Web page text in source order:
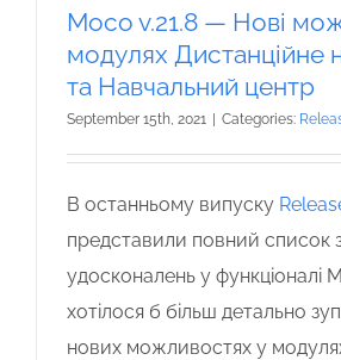
Moco v.21.8 — Нові
модулях Дистанційне
та Навчальний центр
September 15th, 2021 | Categories:
В останньому випуску
представили повний список
удосконалень у функціоналі
хотілося б більш детально
нових можливостях у